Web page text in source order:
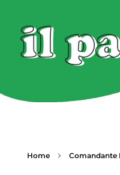
Home Comandante